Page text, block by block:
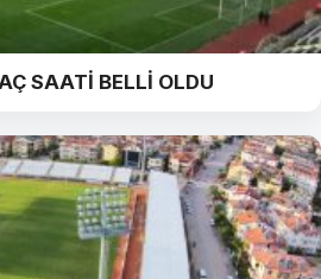
SAATİ BELLİ OLDU